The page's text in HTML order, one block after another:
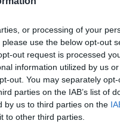
or processing of your
use the below opt-out
out request is processed
information utilized by us
out. You may separately
parties on the IAB’s list of
by us to third parties on the
to other third parties.
προτού
όπως τα Iron Man,